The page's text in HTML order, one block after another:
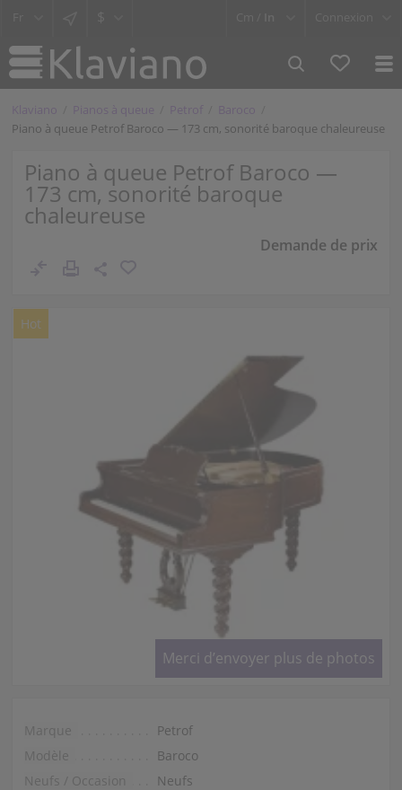
Klaviano Pianos à queue Petrof
Baroco
Piano à queue Petrof Baroco — 173 cm, sonorité baroque chaleureuse
Piano à queue Petrof Baroco —
173 cm, sonorité baroque
chaleureuse
Demande de prix
Hot
Merci d’envoyer plus de photos
Marque
Petrof
Modèle
Baroco
Neufs / Occasion
Neufs